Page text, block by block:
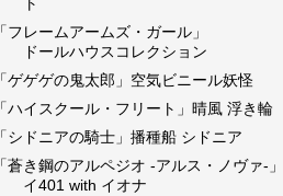
ト
「フレームアームズ・ガール」
ドールハウスコレクション
「ゲゲゲの鬼太郎」空気ビニール妖怪
「ハイスクール・フリート」晴風 浮き輪
「シドニアの騎士」播種船 シドニア
「蒼き鋼のアルペジオ -アルス・ノヴァ-」
イ401 with イオナ